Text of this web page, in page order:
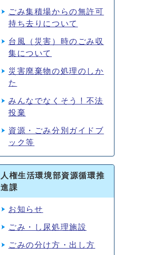
ごみ集積場からの無許可
持ち去りについて
台風（災害）時のごみ収
集について
災害廃棄物の処理のしか
た
みんなでなくそう ! 不法
投棄
資源・ごみ分別ガイドブ
ック等
人権生活環境部資源循環推
進課
お知らせ
ごみ・し尿処理施設
ごみの分け方・出し方